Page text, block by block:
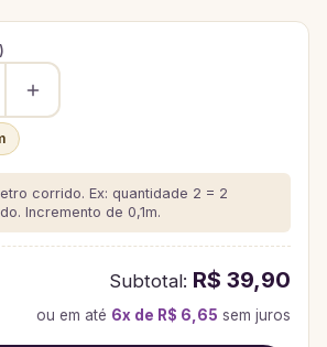
)
corrido. Ex: quantidade 2 = 2
Incremento de 0,1m.
Subtotal: R$ 39,90
ou em até 6x de R$ 6,65 sem juros